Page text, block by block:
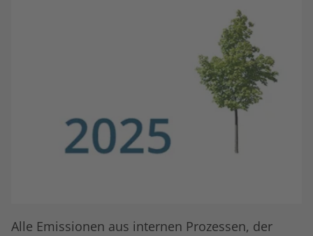
Alle Emissionen aus internen Prozessen, der